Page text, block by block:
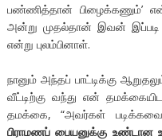
பண்ணித்தான் பிழைக்கணும்’
அன்று முதல்தான் இவன்
என்று புலம்பினாள்.
நானும் அந்தப் பாட்டிக்கு
வீட்டிற்கு வந்து என்
தமக்கை, “அவர்கள்
பிராமணப் பையனுக்கு உண்டான